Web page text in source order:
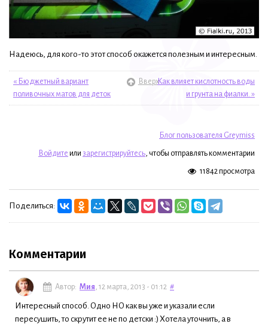
Надеюсь, для кого-то этот способ окажется полезным и интересным.
« Бюджетный вариант
поливочных матов для деток
ВверхКак влияет кислотность воды
и грунта на фиалки. »
Блог пользователя Greymiss
Войдите или зарегистрируйтесь, чтобы отправлять комментарии
11842 просмотра
Поделиться:
Комментарии
Автор: Мия , 12 марта, 2013 - 01:12 #
Интересный способ. Одно НО как вы уже и указали если
пересушить, то скрутит ее не по детски :) Хотела уточнить, а в